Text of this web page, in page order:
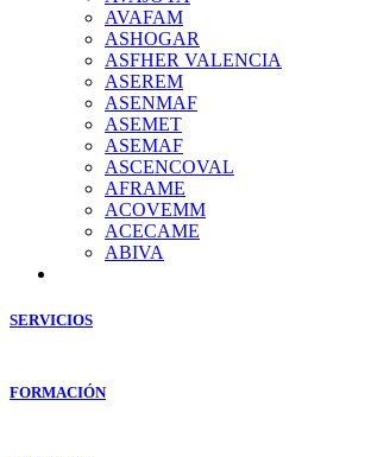
AVAFAM
ASHOGAR
ASFHER VALENCIA
ASEREM
ASENMAF
ASEMET
ASEMAF
ASCENCOVAL
AFRAME
ACOVEMM
ACECAME
ABIVA
SERVICIOS
FORMACIÓN